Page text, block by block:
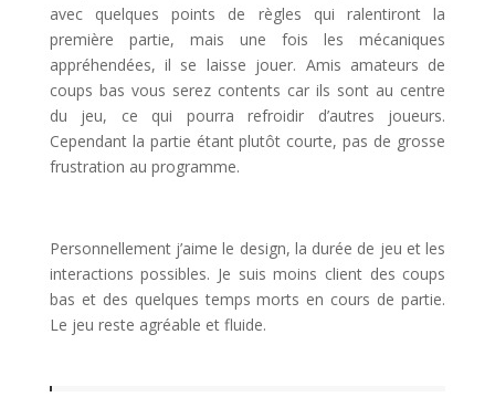
avec quelques points de règles qui ralentiront la
première partie, mais une fois les mécaniques
appréhendées, il se laisse jouer. Amis amateurs de
coups bas vous serez contents car ils sont au centre
du jeu, ce qui pourra refroidir d’autres joueurs.
Cependant la partie étant plutôt courte, pas de grosse
frustration au programme.
Personnellement j’aime le design, la durée de jeu et les
interactions possibles. Je suis moins client des coups
bas et des quelques temps morts en cours de partie.
Le jeu reste agréable et fluide.